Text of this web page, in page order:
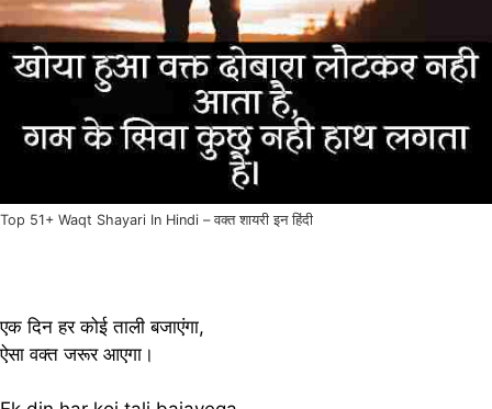
Top 51+ Waqt Shayari In Hindi – वक्त शायरी इन हिंदी
एक दिन हर कोई ताली बजाएंगा,
ऐसा वक्त जरूर आएगा।